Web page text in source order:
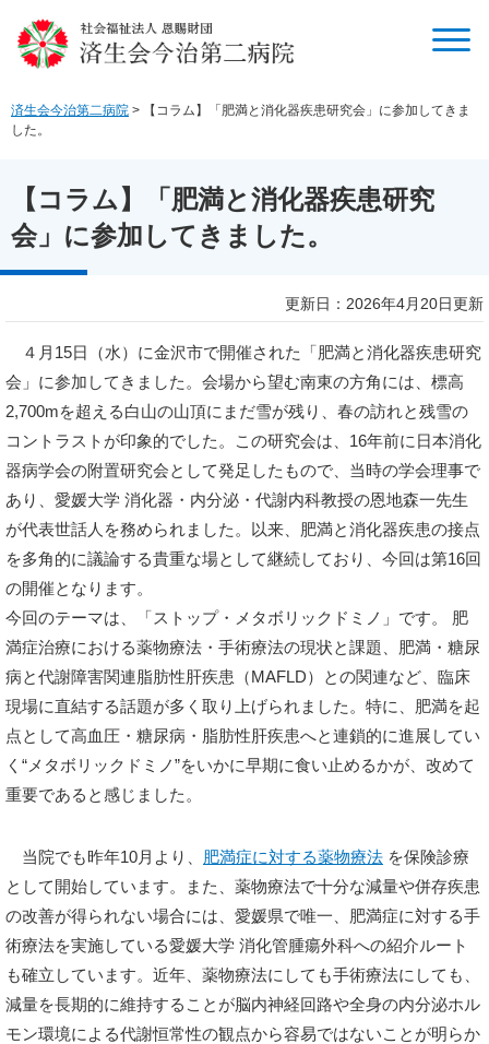
先
頭
を
飛
文
済生会今治第二病院 >
【コラム】「肥満と消化器疾患研究会」に参加してきま
した。
【コラム】「肥満と消化器疾患研究
会」に参加してきました。
文
更新日：2026年4月20日更新
４月15日（水）に金沢市で開催された「肥満と消化器疾患研究
会」に参加してきました。会場から望む南東の方角には、標高
2,700mを超える白山の山頂にまだ雪が残り、春の訪れと残雪の
コントラストが印象的でした。この研究会は、16年前に日本消化
器病学会の附置研究会として発足したもので、当時の学会理事で
あり、愛媛大学 消化器・内分泌・代謝内科教授の恩地森一先生
が代表世話人を務められました。以来、肥満と消化器疾患の接点
を多角的に議論する貴重な場として継続しており、今回は第16回
の開催となります。
今回のテーマは、「ストップ・メタボリックドミノ」です。 肥
満症治療における薬物療法・手術療法の現状と課題、肥満・糖尿
病と代謝障害関連脂肪性肝疾患（MAFLD）との関連など、臨床
現場に直結する話題が多く取り上げられました。特に、肥満を起
点として高血圧・糖尿病・脂肪性肝疾患へと連鎖的に進展してい
く“メタボリックドミノ”をいかに早期に食い止めるかが、改めて
重要であると感じました。
当院でも昨年10月より、 肥満症に対する薬物療法 を保険診療
として開始しています。また、薬物療法で十分な減量や併存疾患
の改善が得られない場合には、愛媛県で唯一、肥満症に対する手
術療法を実施している愛媛大学 消化管腫瘍外科への紹介ルート
も確立しています。近年、薬物療法にしても手術療法にしても、
減量を長期的に維持することが脳内神経回路や全身の内分泌ホル
モン環境による代謝恒常性の観点から容易ではないことが明らか